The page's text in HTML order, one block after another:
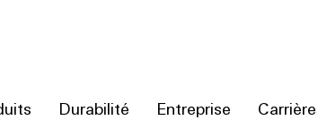
Durabilité Entreprise Carrière